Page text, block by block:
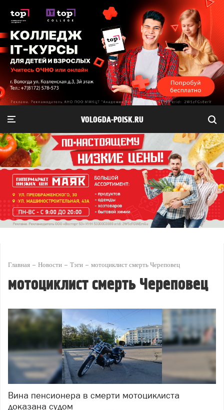
VOLOGDA-POISK.RU
Главная Новости Тэги мотоциклист смерть Череповец
мотоциклист смерть Череповец
Вина пенсионера в смерти мотоциклиста
доказана судом